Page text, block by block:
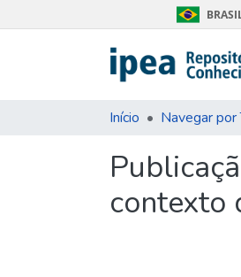
Início
contexto